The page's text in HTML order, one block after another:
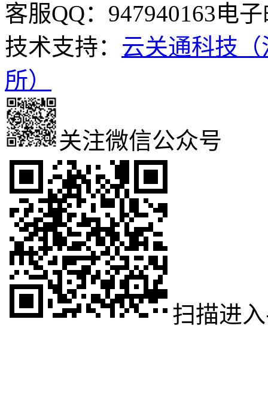
客服QQ：947940163电子
技术支持： 云关通科技
所）
关注微信公众号
扫描进